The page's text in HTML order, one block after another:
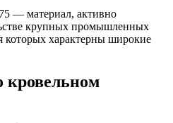
— материал, активно
крупных промышленных
которых характерны широкие
кровельном